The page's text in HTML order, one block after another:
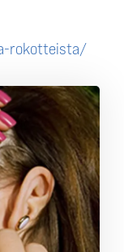
rokotteista/